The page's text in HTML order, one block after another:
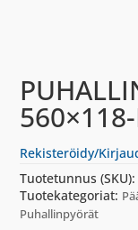
Rekisteröidy/
Tuotetunnus
Tuotekategoriat:
Puhallinpyörät